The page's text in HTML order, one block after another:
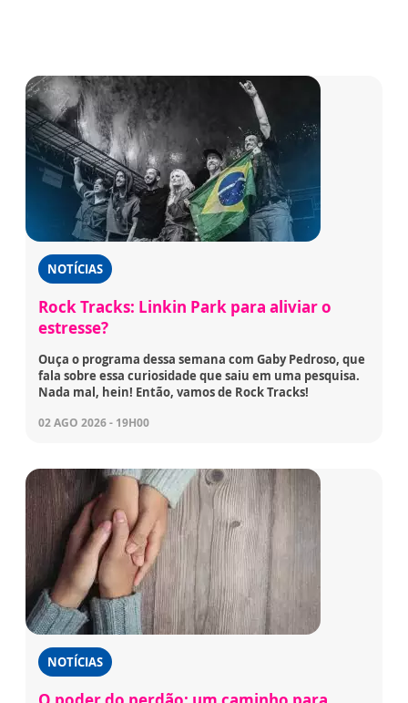
NOTÍCIAS
Rock Tracks: Linkin Park para aliviar o
estresse?
Ouça o programa dessa semana com Gaby Pedroso, que
fala sobre essa curiosidade que saiu em uma pesquisa.
Nada mal, hein! Então, vamos de Rock Tracks!
02 AGO 2026 - 19H00
NOTÍCIAS